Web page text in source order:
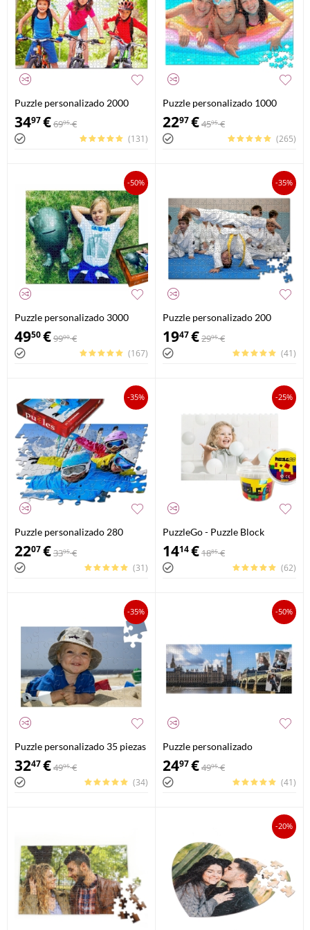
Puzzle personalizado 2000
piezas
3497€6995 €
(131)
Puzzle personalizado 1000
piezas
2297€4595 €
(265)
-50%
Puzzle personalizado 3000
piezas
4950€9900 €
(167)
-35%
Puzzle personalizado 200
piezas
1947€2995 €
(41)
-35%
Puzzle personalizado 280
piezas
2207€3395 €
(31)
-25%
PuzzleGo - Puzzle Block
Personalizado Compatible con
LEGO
1414€1885 €
(62)
-35%
Puzzle personalizado 35 piezas
3247€4995 €
(34)
-50%
Puzzle personalizado
panoramico 1000 piezas
2497€4995 €
(41)
-20%